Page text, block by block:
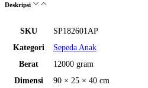
Deskripsi
SKU
SP182601AP
Kategori
Sepeda Anak
Berat
12000 gram
Dimensi
90 × 25 × 40 cm